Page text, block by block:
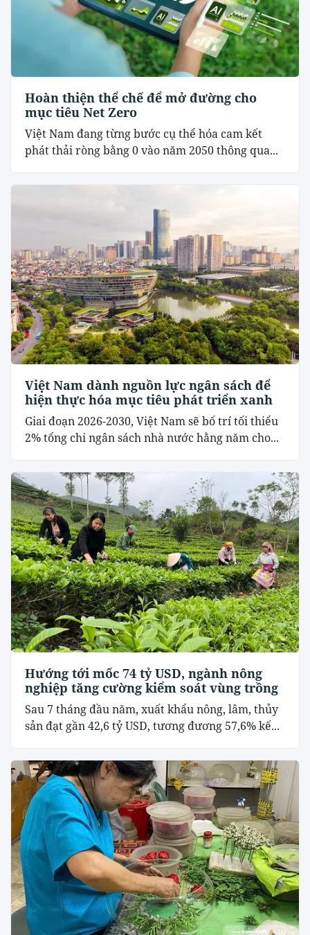
Hoàn thiện thể chế để mở đường cho
mục tiêu Net Zero
Việt Nam đang từng bước cụ thể hóa cam kết
phát thải ròng bằng 0 vào năm 2050 thông qua...
Việt Nam dành nguồn lực ngân sách để
hiện thực hóa mục tiêu phát triển xanh
Giai đoạn 2026-2030, Việt Nam sẽ bố trí tối thiểu
2% tổng chi ngân sách nhà nước hằng năm cho...
Hướng tới mốc 74 tỷ USD, ngành nông
nghiệp tăng cường kiểm soát vùng trồng
Sau 7 tháng đầu năm, xuất khẩu nông, lâm, thủy
sản đạt gần 42,6 tỷ USD, tương đương 57,6% kế...